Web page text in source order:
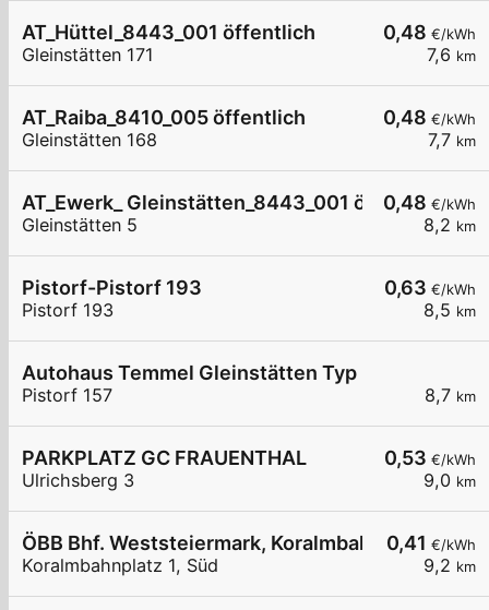
0,48 €/kWh
7,6 km
AT_Hüttel_8443_001 öffentlich
Gleinstätten 171
0,48 €/kWh
7,7 km
AT_Raiba_8410_005 öffentlich
Gleinstätten 168
0,48 €/kWh
8,2 km
AT_Ewerk_ Gleinstätten_8443_001 öffentlich
Gleinstätten 5
0,63 €/kWh
8,5 km
Pistorf-Pistorf 193
Pistorf 193
8,7 km
Autohaus Temmel Gleinstätten Typ 2
Pistorf 157
0,53 €/kWh
9,0 km
PARKPLATZ GC FRAUENTHAL
Ulrichsberg 3
0,41 €/kWh
9,2 km
ÖBB Bhf. Weststeiermark, Koralmbahnplatz P&R
Koralmbahnplatz 1, Süd